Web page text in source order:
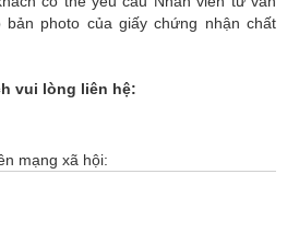
photo của giấy chứng nhận chất
vui lòng liên hệ:
mạng xã hội: